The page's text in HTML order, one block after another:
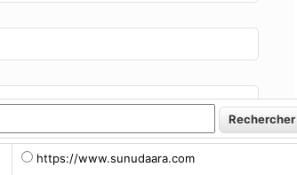
https://www.sunudaara.com